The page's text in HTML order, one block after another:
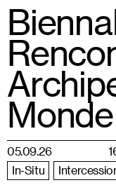
05.09.26
In-Situ